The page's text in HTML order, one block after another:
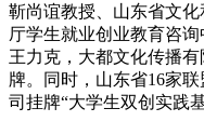
靳尚谊教授、山东省文
厅学生就业创业教育咨
王力克，大都文化传播
牌。同时，山东省16家
司挂牌“大学生双创实践基